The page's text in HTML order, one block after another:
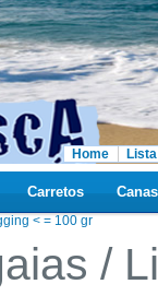
Home
Carretos Canas
< = 100 gr
/